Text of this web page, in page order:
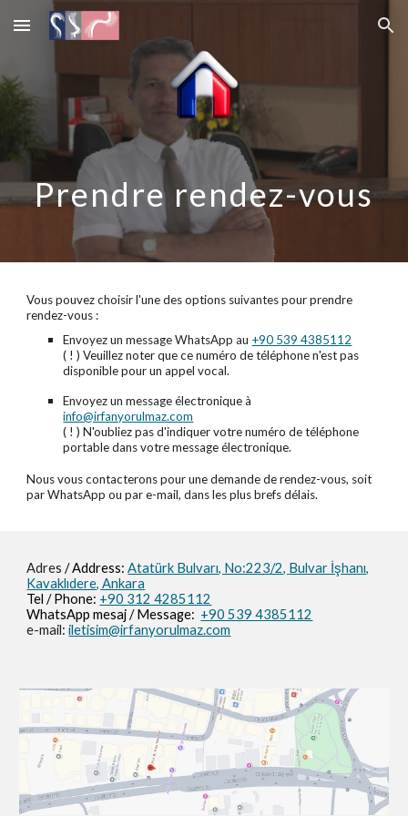
Skip to main content Skip to navigation
Prendre rendez-vous
Vous pouvez choisir l'une des options suivantes pour prendre
rendez-vous :
Envoyez un message WhatsApp au +90 539 4385112
( ! ) Veuillez noter que ce numéro de téléphone n'est pas
disponible pour un appel vocal.
Envoyez un message électronique à
info@irfanyorulmaz.com
( ! ) N'oubliez pas d'indiquer votre numéro de téléphone
portable dans votre message électronique.
Nous vous contacterons pour une demande de rendez-vous, soit
par WhatsApp ou par e-mail, dans les plus brefs délais.
Adres/ Address: Atatürk Bulvarı, No:223/2, Bulvar İşhanı,
Kavaklıdere, Ankara
Tel / Phone: +90 312 4285112
WhatsApp mesaj / Message: +90 539 4385112
e-mail:iletisim@irfanyorulmaz.com